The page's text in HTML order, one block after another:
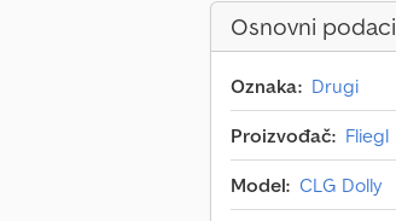
Osnovni podaci
Oznaka: Drugi
Proizvođač: Fliegl
Model: CLG Dolly